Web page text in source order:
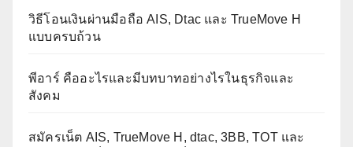
วิธีโอนเงินผ่านมือถือ AIS, Dtac และ TrueMove H
แบบครบถ้วน
พีอาร์ คืออะไรและมีบทบาทอย่างไรในธุรกิจและ
สังคม
สมัครเน็ต AIS, TrueMove H, dtac, 3BB, TOT และ